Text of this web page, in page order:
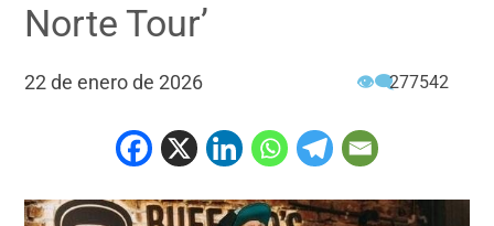
Norte Tour’
22 de enero de 2026 👁‍🗨277542